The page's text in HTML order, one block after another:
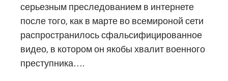
серьезным преследованием в интернете
после того, как в марте во всемироной сети
распространилось сфальсифицированное
видео, в котором он якобы хвалит военного
преступника….